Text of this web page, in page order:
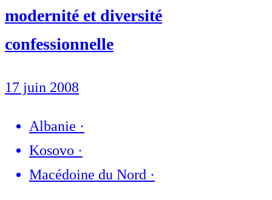
modernité et diversité
confessionnelle
17 juin 2008
Albanie ·
Kosovo ·
Macédoine du Nord ·